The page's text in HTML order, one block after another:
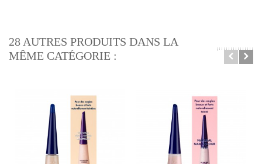
28 AUTRES PRODUITS DANS LA
MÊME CATÉGORIE :